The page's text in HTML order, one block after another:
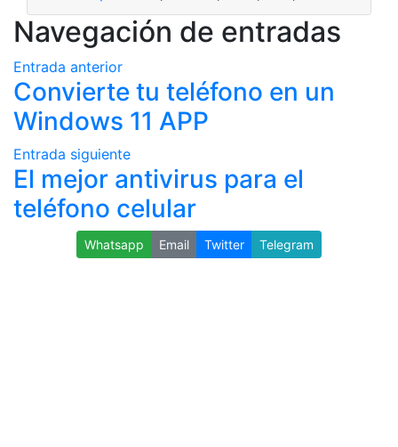
Navegación de entradas
Entrada anterior
Convierte tu teléfono en un
Windows 11 APP
Entrada siguiente
El mejor antivirus para el
teléfono celular
Whatsapp Email Twitter Telegram